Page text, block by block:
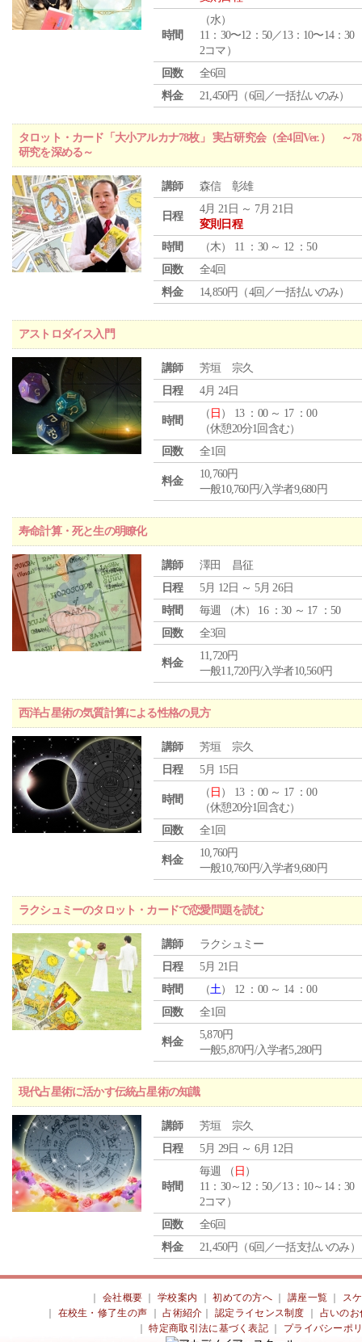
時間
（水）
11：30〜12：50／13：10〜14：30
2コマ）
回数
全6回
料金
21,450円（6回／一括払いのみ）
タロット・カード「大小アルカナ78枚」 実占研究会（全4回Ver.） ～
研究を深める～
講師 森信 彰雄
日程
4月 21日 ～ 7月 21日
変則日程
時間
（木） 11 ：30 ～ 12 ：50
回数
全4回
料金
14,850円（4回／一括払いのみ）
アストロダイス入門
講師
芳垣 宗久
日程
4月 24日
時間
（ 日 ） 13 ：00 ～ 17 ：00
（休憩20分1回含む）
回数
全1回
料金
10,760円
一般10,760円/入学者9,680円
寿命計算・死と生の明瞭化
講師
澤田 昌征
日程
5月 12日 ～ 5月 26日
時間
毎週 （木） 16 ：30 ～ 17 ：50
回数
全3回
料金
11,720円
一般11,720円/入学者10,560円
西洋占星術の気質計算による性格の見方
講師
芳垣 宗久
日程
5月 15日
時間
（ 日 ） 13 ：00 ～ 17 ：00
（休憩20分1回含む）
回数
全1回
料金
10,760円
一般10,760円/入学者9,680円
ラクシュミーのタロット・カードで恋愛問題を読む
講師
ラクシュミー
日程
5月 21日
時間
（土） 12 ：00 ～ 14 ：00
回数
全1回
料金
5,870円
一般5,870円/入学者5,280円
現代占星術に活かす伝統占星術の知識
講師
芳垣 宗久
日程
5月 29日 ～ 6月 12日
時間
毎週 （ 日 ）
11：30～12：50／13：10～14：30
2コマ）
回数
全6回
料金
21,450円（6回／一括支払いのみ）
会社概要 ｜学校案内 ｜初めての方へ 講座一覧
ス
在校生・修了生の声 ｜占術紹介 ｜認定ライセンス制度
占いのお
｜特定商取引法に基づく表記 プライバシーポ